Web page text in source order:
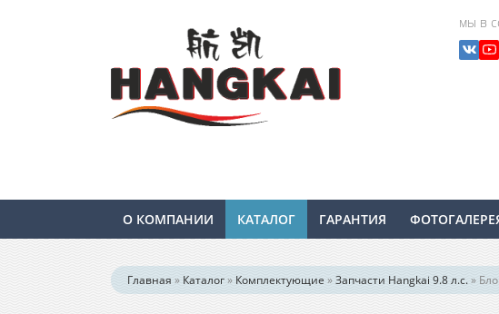
мы в
О КОМПАНИИ КАТАЛОГ ГАРАНТИЯ
Главная » Каталог» Комплектующие»Запчасти Hangkai 9.8 л.с.»